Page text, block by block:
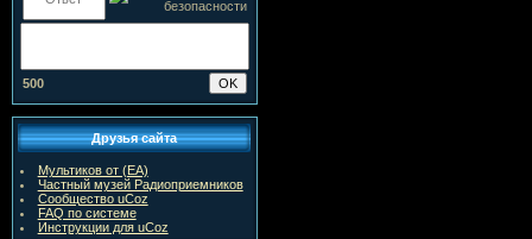
500
Друзья сайта
Мультиков от (ЕА)
Частный музей Радиоприемников
Сообщество uCoz
FAQ по системе
Инструкции для uCoz